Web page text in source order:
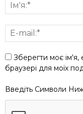
Зберегти моє ім'я,
браузері для моїх
Введіть Символи